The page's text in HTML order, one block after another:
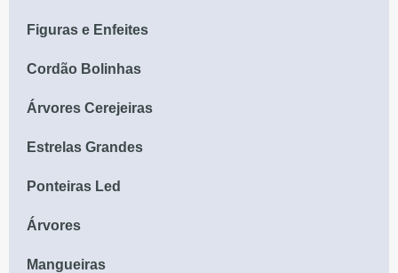
Figuras e Enfeites
Cordão Bolinhas
Árvores Cerejeiras
Estrelas Grandes
Ponteiras Led
Árvores
Mangueiras